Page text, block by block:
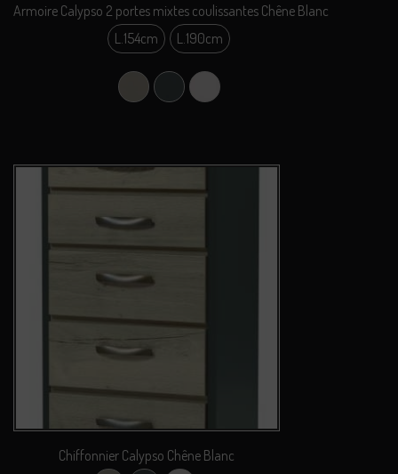
Armoire Calypso 2 portes mixtes coulissantes Chêne Blanc
L.154cm
L.190cm
L.154cm L.190cm
Argile Carbone Perle
Chiffonnier Calypso Chêne Blanc